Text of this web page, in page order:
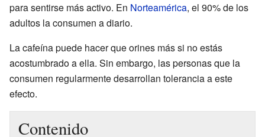
para sentirse más activo. En Norteamérica, el 90% de los
adultos la consumen a diario.
La cafeína puede hacer que orines más si no estás
acostumbrado a ella. Sin embargo, las personas que la
consumen regularmente desarrollan tolerancia a este
efecto.
Contenido